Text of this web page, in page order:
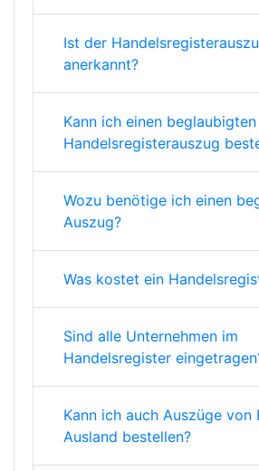
Ist der
anerkannt?
Kann ich einen beglaubigten
Handelsregisterauszug
Wozu benötige ich einen
Auszug?
Was kostet ein
Sind alle Unternehmen im
Handelsregister
Kann ich auch Auszüge von
Ausland bestellen?